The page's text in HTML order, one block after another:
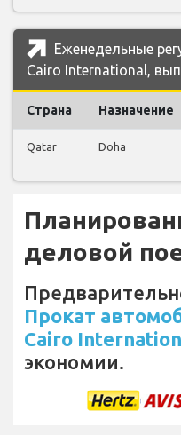
Еженедельные
Cairo International,
Страна Назначение
Qatar Doha
деловой
Прокат
Cairo
экономии.